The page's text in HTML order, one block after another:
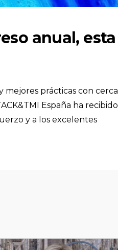
anual, esta
prácticas con cerca
España ha recibido
y a los excelentes